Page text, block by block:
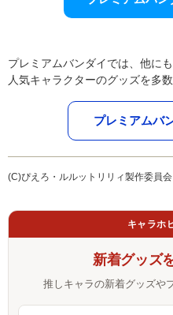
プレミアムバンダイでは、他に
人気キャラクターのグッズを多
プレミアムバ
(C)ぴえろ・ルルットリリィ製作委員会
キャラホ
新着グッズ
推しキャラの新着グッズや